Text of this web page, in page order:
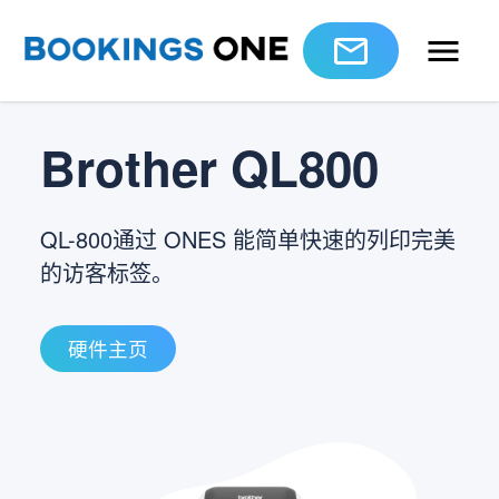
Brother QL800
QL-800通过 ONES 能简单快速的列印完美
的访客标签。
硬件主页